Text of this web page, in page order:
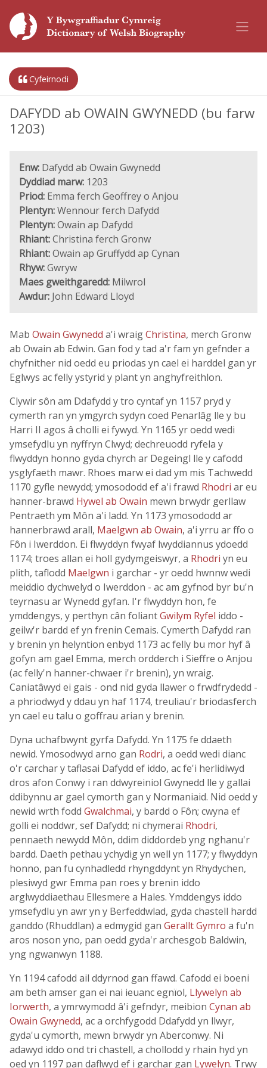
Cyfeirnodi
DAFYDD ab OWAIN GWYNEDD (bu farw
1203)
Enw: Dafydd ab Owain Gwynedd
Dyddiad marw: 1203
Priod: Emma ferch Geoffrey o Anjou
Plentyn:Wennour ferch Dafydd
Plentyn:Owain ap Dafydd
Rhiant:Christina ferch Gronw
Rhiant:Owain ap Gruffydd ap Cynan
Rhyw:Gwryw
Maes gweithgaredd: Milwrol
Awdur: John Edward Lloyd
Mab Owain Gwynedd a'i wraigChristina, merch Gronw
ab Owain ab Edwin. Gan fod y tad a'r fam yn gefnder a
chyfnither nid oedd eu priodas yn cael ei harddel gan yr
Eglwys ac felly ystyrid y plant yn anghyfreithlon.
Clywir sôn am Ddafydd y tro cyntaf yn 1157 pryd y
cymerth ran yn ymgyrch sydyn coed Penarlâg lle y bu
Harri II agos â cholli ei fywyd. Yn 1165 yr oedd wedi
ymsefydlu yn nyffryn Clwyd; dechreuodd ryfela y
flwyddyn honno gyda chyrch ar Degeingl lle y cafodd
ysglyfaeth mawr. Rhoes marw ei dad ym mis Tachwedd
1170 gyfle newydd; ymosododd ef a'i frawd Rhodri ar eu
hanner-brawd Hywel ab Owain mewn brwydr gerllaw
Pentraeth ym Môn a'i ladd. Yn 1173 ymosododd ar
hannerbrawd arall, Maelgwn ab Owain, a'i yrru ar ffo o
Fôn i Iwerddon. Ei flwyddyn fwyaf lwyddiannus ydoedd
1174; troes allan ei holl gydymgeiswyr, a Rhodri yn eu
plith, taflodd Maelgwn i garchar - yr oedd hwnnw wedi
meiddio dychwelyd o Iwerddon - ac am gyfnod byr bu'n
teyrnasu ar Wynedd gyfan. I'r flwyddyn hon, fe
ymddengys, y perthyn cân foliantGwilym Ryfel iddo -
geilw'r bardd ef yn frenin Cemais. Cymerth Dafydd ran
y brenin yn helyntion enbyd 1173 ac felly bu mor hyf â
gofyn am gael Emma, merch ordderch i Sieffre o Anjou
(ac felly'n hanner-chwaer i'r brenin), yn wraig.
Caniatâwyd ei gais - ond nid gyda llawer o frwdfrydedd -
a phriodwyd y ddau yn haf 1174, treuliau'r briodasferch
yn cael eu talu o goffrau arian y brenin.
Dyna uchafbwynt gyrfa Dafydd. Yn 1175 fe ddaeth
newid. Ymosodwyd arno gan Rodri, a oedd wedi dianc
o'r carchar y taflasai Dafydd ef iddo, ac fe'i herlidiwyd
dros afon Conwy i ran ddwyreiniol Gwynedd lle y gallai
ddibynnu ar gael cymorth gan y Normaniaid. Nid oedd y
newid wrth fodd Gwalchmai, y bardd o Fôn; cwyna ef
golli ei noddwr, sef Dafydd; ni chymerai Rhodri,
pennaeth newydd Môn, ddim diddordeb yng nghanu'r
bardd. Daeth pethau ychydig yn well yn 1177; y flwyddyn
honno, pan fu cynhadledd rhyngddynt yn Rhydychen,
plesiwyd gwr Emma pan roes y brenin iddo
arglwyddiaethau Ellesmere a Hales. Ymddengys iddo
ymsefydlu yn awr yn y Berfeddwlad, gyda chastell hardd
ganddo (Rhuddlan) a edmygid gan Gerallt Gymro a fu'n
aros noson yno, pan oedd gyda'r archesgob Baldwin,
yng ngwanwyn 1188.
Yn 1194 cafodd ail ddyrnod gan ffawd. Cafodd ei boeni
am beth amser gan ei nai ieuanc egnïol, Llywelyn ab
Iorwerth, a ymrwymodd â'i gefndyr, meibion Cynan ab
Owain Gwynedd, ac a orchfygodd Ddafydd yn llwyr,
gyda'u cymorth, mewn brwydr yn Aberconwy. Ni
adawyd iddo ond tri chastell, a chollodd y rhain hyd yn
oed yn 1197 pan daflwyd ef i garchar gan Lywelyn. Trwy